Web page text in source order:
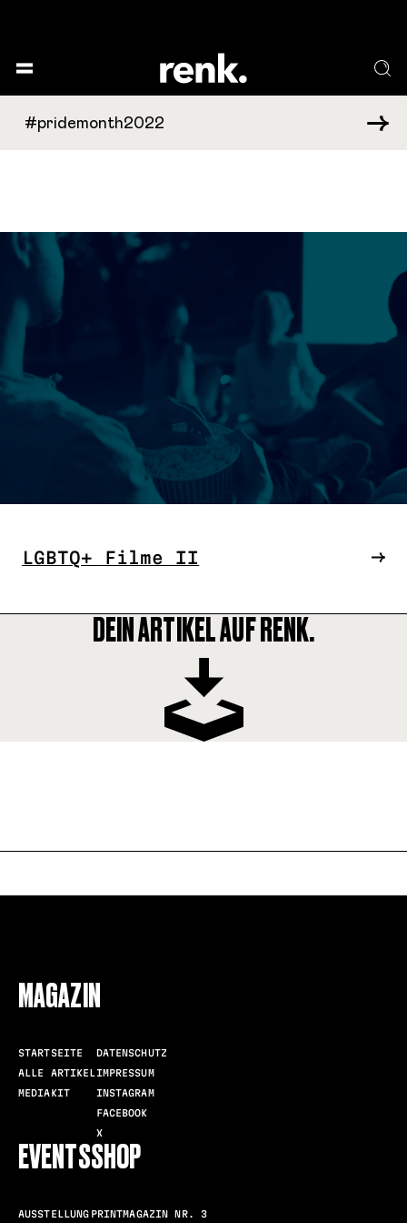
LGBTQ+ Filme II
DEIN ARTIKEL AUF RENK.
MAGAZIN
STARTSEITE
ALLE ARTIKEL
MEDIAKIT
DATENSCHUTZ
IMPRESSUM
INSTAGRAM
FACEBOOK
X
EVENTS
AUSSTELLUNG
SHOP
PRINTMAGAZIN NR. 3